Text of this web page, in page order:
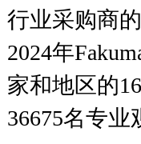
行业采购商
2024年
家和地区的
36675名专